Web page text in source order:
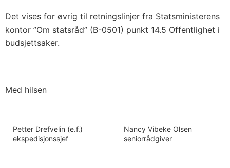
Det vises for øvrig til retningslinjer fra Statsministerens
kontor ”Om statsråd” (B-0501) punkt 14.5 Offentlighet i
budsjettsaker.
Med hilsen
Petter Drefvelin (e.f.)
ekspedisjonssjef
Nancy Vibeke Olsen
seniorrådgiver